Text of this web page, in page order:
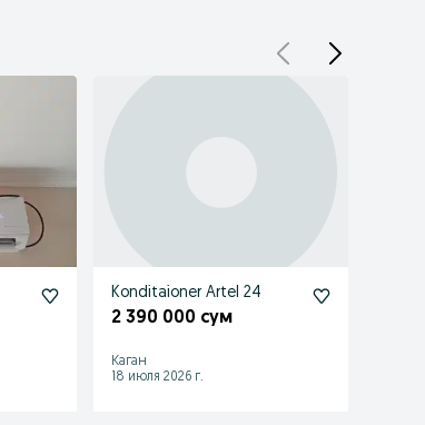
Konditaioner Artel 24
2 390 000 сум
Каган
18 июля 2026 г.